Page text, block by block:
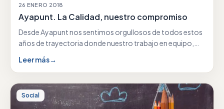
26 ENERO 2018
Ayapunt. La Calidad, nuestro compromiso
Desde Ayapunt nos sentimos orgullosos de todos estos
años de trayectoria donde nuestro trabajo en equipo,
Leer más→
Social